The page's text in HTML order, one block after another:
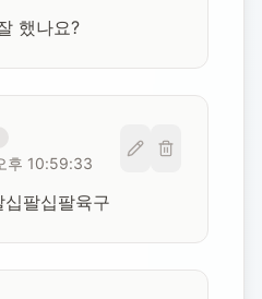
했나요?
후 10:59:33
팔십팔육구